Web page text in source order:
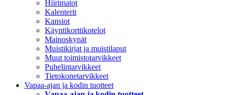
Hiirimatot
Kalenterit
Kansiot
Käyntikorttikotelot
Mainoskynät
Muistikirjat ja muistilaput
Muut toimistotarvikkeet
Puhelintarvikkeet
Tietokonetarvikkeet
Vapaa-ajan ja kodin tuotteet